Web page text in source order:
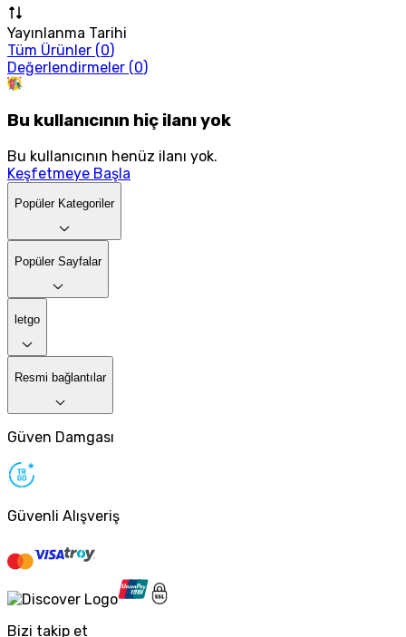
Yayınlanma Tarihi
Tüm Ürünler (0)
Değerlendirmeler (0)
Bu kullanıcının hiç ilanı yok
Bu kullanıcının henüz ilanı yok.
Keşfetmeye Başla
Popüler Kategoriler
Popüler Sayfalar
letgo
Resmi bağlantılar
Güven Damgası
Güvenli Alışveriş
Bizi takip et